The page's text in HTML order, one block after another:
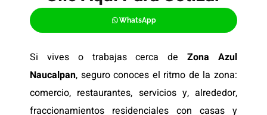
WhatsApp
Si vives o trabajas cerca deZona Azul
Naucalpan, seguro conoces el ritmo de la zona:
comercio, restaurantes, servicios y, alrededor,
fraccionamientos residenciales con casas y